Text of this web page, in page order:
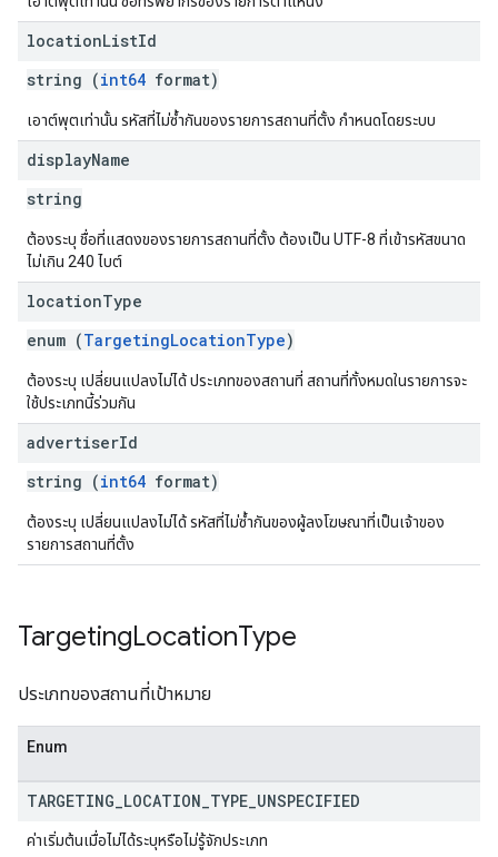
locationListId
string (int64 format)
เอาต์พุตเท่านั้น รหัสที่ไม่ซ้ำกันของรายการสถานที่ตั้ง กำหนดโดยระบบ
displayName
string
ต้องระบุ ชื่อที่แสดงของรายการสถานที่ตั้ง ต้องเป็น UTF-8 ที่เข้ารหัสขนาด
ไม่เกิน 240 ไบต์
locationType
enum (TargetingLocationType)
ต้องระบุ เปลี่ยนแปลงไม่ได้ ประเภทของสถานที่ สถานที่ทั้งหมดในรายการจะ
ใช้ประเภทนี้ร่วมกัน
advertiserId
string (int64 format)
ต้องระบุ เปลี่ยนแปลงไม่ได้ รหัสที่ไม่ซ้ำกันของผู้ลงโฆษณาที่เป็นเจ้าของ
รายการสถานที่ตั้ง
TargetingLocationType
ประเภทของสถานที่เป้าหมาย
Enum
TARGETING LOCATION TYPE UNSPECIFIED
ค่าเริ่มต้นเมื่อไม่ได้ระบุหรือไม่รู้จักประเภท